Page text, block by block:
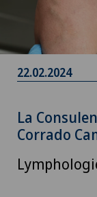
22.02.2024
La
Corrado